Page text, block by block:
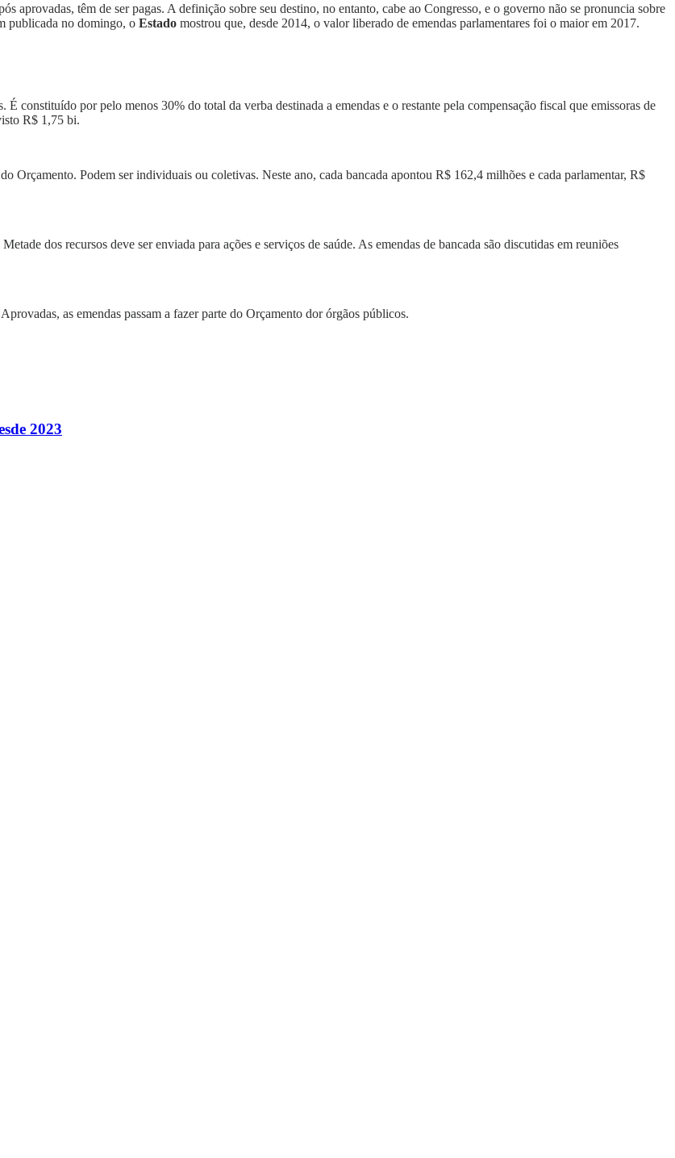
aprovadas, têm de ser pagas. A definição sobre seu destino, no entanto, cabe ao Congresso, e o governo não se pronuncia sobre
publicada no domingo, o Estado mostrou que, desde 2014, o valor liberado de emendas parlamentares foi o maior em 2017.
constituído por pelo menos 30% do total da verba destinada a emendas e o restante pela compensação fiscal que emissoras de
R$ 1,75 bi.
Orçamento. Podem ser individuais ou coletivas. Neste ano, cada bancada apontou R$ 162,4 milhões e cada parlamentar, R$
dos recursos deve ser enviada para ações e serviços de saúde. As emendas de bancada são discutidas em reuniões
as emendas passam a fazer parte do Orçamento dor órgãos públicos.
2023